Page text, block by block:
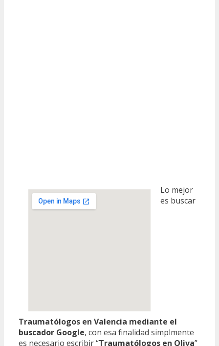
Lo mejor
es buscar
Traumatólogos en Valencia mediante el
buscador Google, con esa finalidad simplmente
es necesario escribir “Traumatólogos en Oliva”